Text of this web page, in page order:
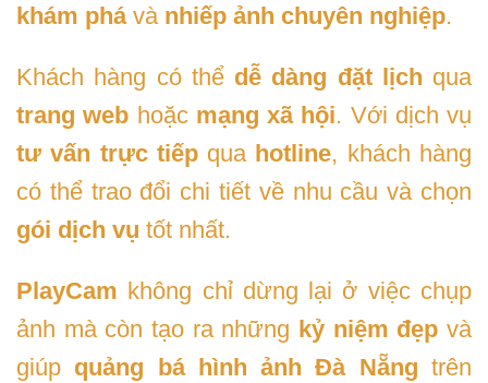
khám phávà nhiếp ảnh chuyên nghiệp.
Khách hàng có thể dễ dàng đặt lịch qua
trang web hoặc mạng xã hội. Với dịch vụ
tư vấn trực tiếpqua hotline, khách hàng
có thể trao đổi chi tiết về nhu cầu và chọn
gói dịch vụ tốt nhất.
PlayCam không chỉ dừng lại ở việc chụp
ảnh mà còn tạo ra những kỷ niệm đẹp và
giúp quảng bá hình ảnh Đà Nẵng trên